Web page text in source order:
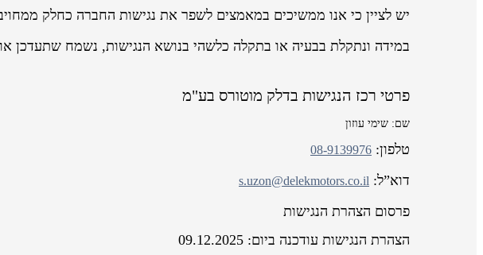
יש לציין כי אנו ממשיכים במאמצים לשפר את נגישות החברה כחלק
במידה ונתקלת בבעיה או בתקלה כלשהי בנושא הנגישות, נשמח שתעדכן
פרטי רכז הנגישות בדלק מוטורס בע"מ
שם: שימי עוזון
טלפון: 08-9139976
דוא”ל: s.uzon@delekmotors.co.il
פרסום הצהרת הנגישות
הצהרת הנגישות עודכנה ביום: 09.12.2025